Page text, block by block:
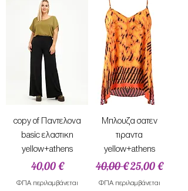
copy of Παντελονα
basic ελαστικη
yellow+athens
Τιμή
40,00 €
ΦΠΑ περιλαμβάνεται
Mπλουζα σατεν
τιραντα
yellow+athens
Κανονική τιμή
40,00 €Τιμή
25,00 €
ΦΠΑ περιλαμβάνεται